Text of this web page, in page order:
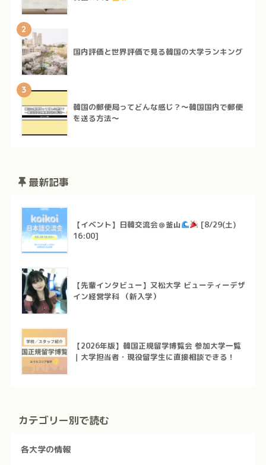
2
国内評価と世界評価で見る韓国の大学ランキング
3
韓国の郵便局ってどんな感じ？～韓国国内で郵便
を送る方法～
最新記事
【イベント】日韓交流会＠釜山
[8/29(土)
16:00]
【先輩インタビュー】又松大学 ビューティーデザ
イン経営学科 （新入学）
【2026年版】韓国正規留学博覧会 参加大学一覧
｜大学担当者・現役留学生に直接相談できる！
カテゴリー別で読む
各大学の情報